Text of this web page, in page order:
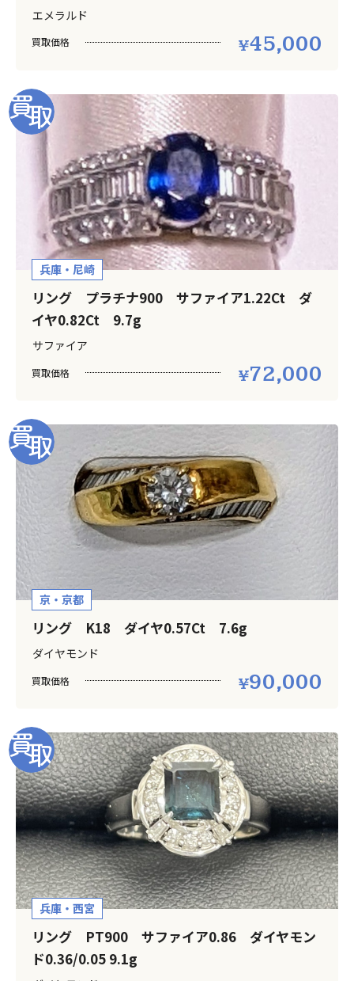
エメラルド
買取価格 45,000
兵庫・尼崎
リング プラチナ900 サファイア1.22Ct ダ
イヤ0.82Ct 9.7g
サファイア
買取価格 72,000
京・京都
リング K18 ダイヤ0.57Ct 7.6g
ダイヤモンド
買取価格 90,000
兵庫・西宮
リング PT900 サファイア0.86 ダイヤモン
ド0.36/0.05 9.1g